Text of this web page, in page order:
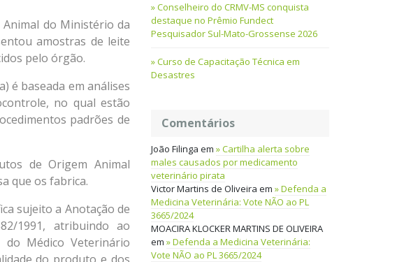
do Ministério da
amostras de leite
pelo órgão.
é baseada em análises
no qual estão
padrões de
de Origem Animal
que os fabrica.
sujeito a Anotação de
1991, atribuindo ao
do Médico Veterinário
Conselheiro do CRMV-MS conquista
destaque no Prêmio Fundect
Pesquisador Sul-Mato-Grossense 2026
Curso de Capacitação Técnica em
Desastres
Comentários
João Filinga em
Cartilha alerta sobre
males causados por medicamento
veterinário pirata
Victor Martins de Oliveira em
Defenda a
Medicina Veterinária: Vote NÃO ao PL
3665/2024
MOACIRA KLOCKER MARTINS DE OLIVEIRA
em
Defenda a Medicina Veterinária:
Vote NÃO ao PL 3665/2024